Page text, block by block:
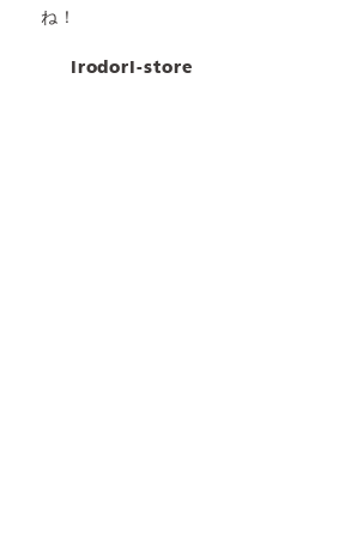
ね！
irodori-store